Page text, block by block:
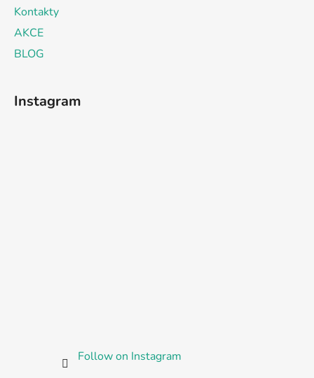
Kontakty
AKCE
BLOG
Instagram
Follow on Instagram